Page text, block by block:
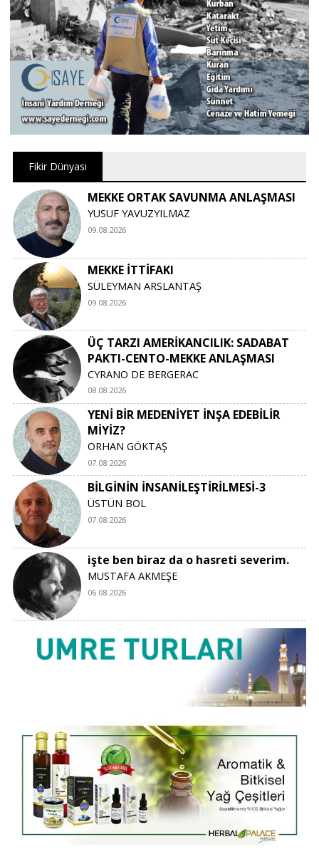
Fikir Dünyası
MEKKE ORTAK SAVUNMA ANLAŞMASI
YUSUF YAVUZYILMAZ
09.08.2026
MEKKE İTTİFAKI
SÜLEYMAN ARSLANTAŞ
09.08.2026
ÜÇ TARZI AMERİKANCILIK: SADABAT
PAKTI-CENTO-MEKKE ANLAŞMASI
CYRANO DE BERGERAC
08.08.2026
YENİ BİR MEDENİYET İNŞA EDEBİLİR
MİYİZ?
ORHAN GÖKTAŞ
07.08.2026
BİLGİNİN İNSANİLEŞTİRİLMESİ-3
ÜSTÜN BOL
07.08.2026
işte ben biraz da o hasreti severim.
MUSTAFA AKMEŞE
06.08.2026